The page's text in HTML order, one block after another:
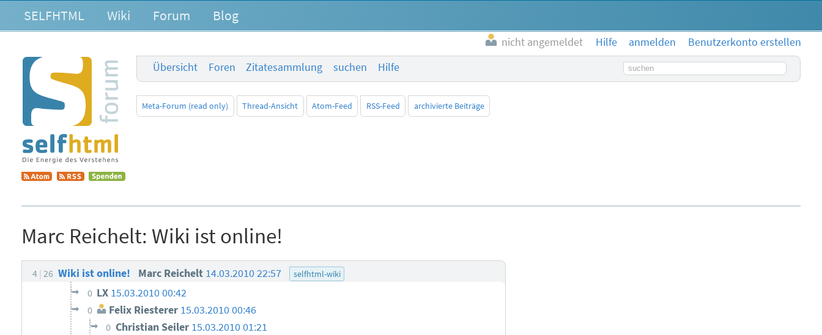
SELFHTML Wiki Forum Blog
nicht angemeldet Hilfe anmelden
Benutzerkonto erstellen
Übersicht
Foren Zitatesammlung suchen Hilfe Suchbegriff
Meta-Forum (read only) Thread-Ansicht Atom-Feed RSS-Feed archivierte Beiträge
Marc Reichelt: Wiki ist online!
4 26 Wiki ist online! Marc Reichelt 14.03.2010 22:57 selfhtml-wiki
0 LX 15.03.2010 00:42
0 Felix Riesterer 15.03.2010 00:46
0 Christian Seiler 15.03.2010 01:21